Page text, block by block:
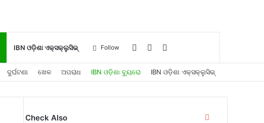
IBN ଓଡ଼ିଶା ଏକ୍ସକ୍ଲୁସିଭ୍
for
Sidebar
Log
In
Follow
ଦୁର୍ଘଟଣା ଖେଳ ଅପରାଧ IBN ଓଡ଼ିଶା ବ୍ୟୁରୋ IBN ଓଡ଼ିଶା ଏକ୍ସକ୍ଲୁସିଭ୍
Check Also Close